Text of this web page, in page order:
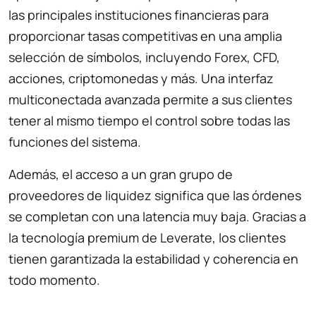
las principales instituciones financieras para
proporcionar tasas competitivas en una amplia
selección de símbolos, incluyendo Forex, CFD,
acciones, criptomonedas y más. Una interfaz
multiconectada avanzada permite a sus clientes
tener al mismo tiempo el control sobre todas las
funciones del sistema.
Además, el acceso a un gran grupo de
proveedores de liquidez significa que las órdenes
se completan con una latencia muy baja. Gracias a
la tecnología premium de Leverate, los clientes
tienen garantizada la estabilidad y coherencia en
todo momento.